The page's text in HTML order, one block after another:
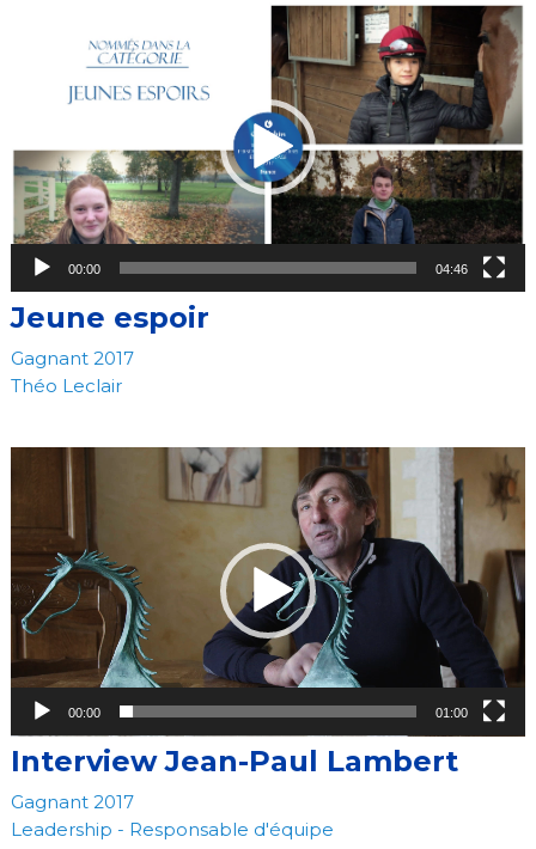
00:00 04:46
Jeune espoir
Gagnant 2017
Théo Leclair
00:00 01:00
Interview Jean-Paul Lambert
Gagnant 2017
Leadership - Responsable d'équipe